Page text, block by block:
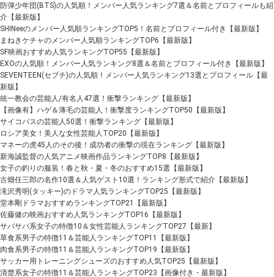
防弾少年団(BTS)の人気順！メンバー人気ランキング7選＆名前とプロフィールも紹
介【最新版】
SHINeeのメンバー人気順ランキングTOP5！名前とプロフィール付き【最新版】
まねきケチャのメンバー人気順ランキングTOP6【最新版】
SF映画おすすめ人気ランキングTOP55【最新版】
EXOの人気順！メンバー人気ランキング8選＆名前とプロフィール付き【最新版】
SEVENTEEN(セブチ)の人気順！メンバー人気ランキング13選とプロフィール【最
新版】
統一教会の芸能人/有名人47選！衝撃ランキング【最新版】
【画像有】ハゲ＆薄毛の芸能人！衝撃度ランキングTOP50【最新版】
サイコパスの芸能人50選！衝撃ランキング【最新版】
ロシア美女！美人な女性芸能人TOP20【最新版】
マネーの虎45人のその後！成功者の衝撃の現在ランキング【最新版】
新海誠監督の人気アニメ映画作品ランキングTOP8【最新版】
女子の釣りの服装！春と秋・夏・冬のおすすめ15選【最新版】
古畑任三郎の名作10選＆人気ゲスト10選！ランキング形式で紹介【最新版】
滝沢秀明(タッキー)のドラマ人気ランキングTOP25【最新版】
堂本剛ドラマおすすめランキングTOP21【最新版】
佐藤健の映画おすすめ人気ランキングTOP16【最新版】
サバサバ系女子の特徴10＆女性芸能人ランキングTOP27【最新】
草食系男子の特徴11＆芸能人ランキングTOP11【最新版】
肉食系男子の特徴11＆芸能人ランキングTOP19【最新版】
サッカー用トレーニングシューズのおすすめ人気TOP25【最新版】
清楚系女子の特徴11＆芸能人ランキングTOP23【画像付き・最新版】